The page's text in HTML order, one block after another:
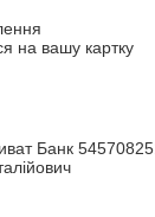
на вашу картку
Банк